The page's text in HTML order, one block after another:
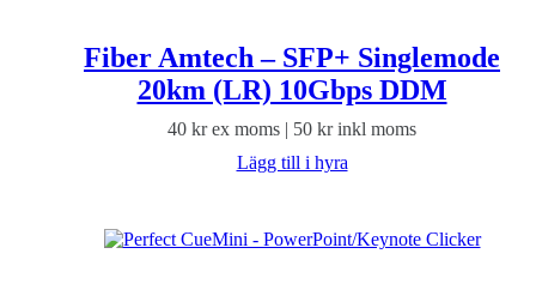
Fiber Amtech – SFP+ Singlemode
20km (LR) 10Gbps DDM
40 krex moms | 50 krinkl moms
Lägg till i hyra